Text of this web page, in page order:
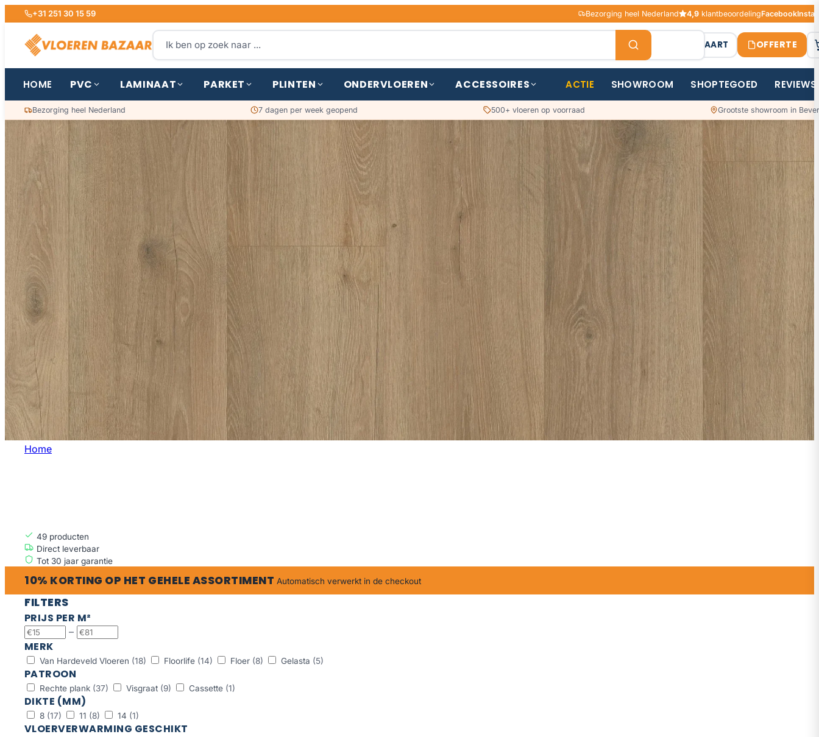
+31 251 30 15 59 Bezorging heel Nederland 4,9 klantbeoordelingFacebook
STAALKAART OFFERTE
HOME PVC LAMINAAT PARKET PLINTEN ONDERVLOEREN ACCESSOIRES ACTIE SHOWROOM SHOPTEGOED REVIEWS
Bezorging heel Nederland 7 dagen per week geopend 500+ vloeren op voorraad Grootste showroom in
Home
49 producten
Direct leverbaar
Tot 30 jaar garantie
10% KORTING OP HET GEHELE ASSORTIMENTAutomatisch verwerkt in de checkout
FILTERS
PRIJS PER M²
–
MERK
Van Hardeveld Vloeren (18) Floorlife (14) Floer (8) Gelasta (5)
PATROON
Rechte plank (37) Visgraat (9) Cassette (1)
DIKTE (MM)
8 (17) 11 (8) 14 (1)
VLOERVERWARMING GESCHIKT